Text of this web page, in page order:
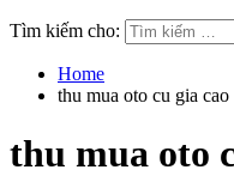
Tìm kiếm cho:
Home
thu mua oto cu gia cao
thu mua oto